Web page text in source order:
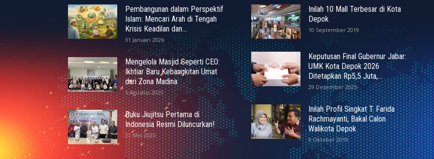
Pembangunan dalam Perspektif
Islam: Mencari Arah di Tengah
Krisis Keadilan dan...
31 Januari 2026
Mengelola Masjid Seperti CEO:
Ikhtiar Baru Kebangkitan Umat
dari Zona Madina
5 Agustus 2025
Buku Jiujitsu Pertama di
Indonesia Resmi Diluncurkan!
21 Mei 2025
Inilah 10 Mall Terbesar di Kota
Depok
10 September 2019
Keputusan Final Gubernur Jabar:
UMK Kota Depok 2026
Ditetapkan Rp5,5 Juta,...
29 Desember 2025
Inilah Profil Singkat T. Farida
Rachmayanti, Bakal Calon
Walikota Depok
9 Oktober 2019